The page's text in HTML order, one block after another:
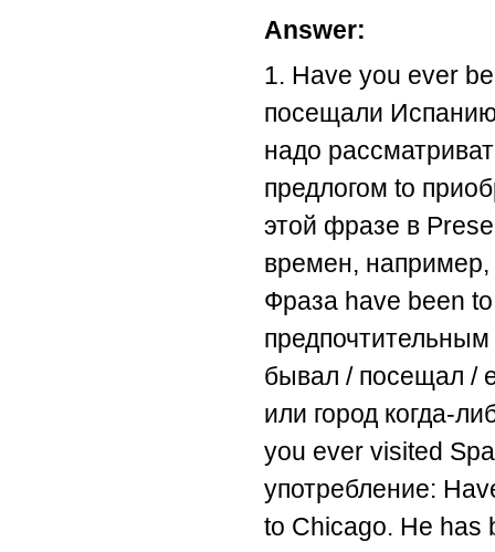
Answer:
1. Have you ever
посещали
надо
предлогом to
этой фразе в
времен,
Фраза have been
бывал / посещал /
или город когда-
you ever visited
употребление:
to Chicago. He has